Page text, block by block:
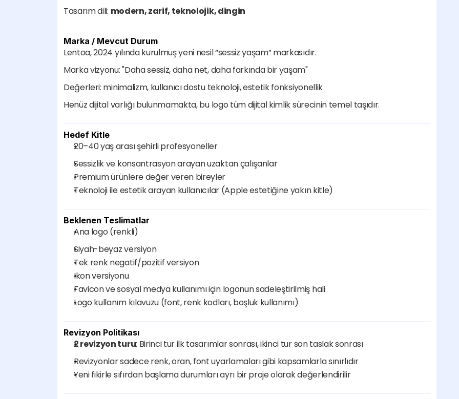
Tasarım dili: modern, zarif, teknolojik, dingin
Marka / Mevcut Durum
Lentoa, 2024 yılında kurulmuş yeni nesil “sessiz yaşam” markasıdır.
Marka vizyonu: "Daha sessiz, daha net, daha farkında bir yaşam"
Değerleri: minimalizm, kullanıcı dostu teknoloji, estetik fonksiyonellik
Henüz dijital varlığı bulunmamakta, bu logo tüm dijital kimlik sürecinin temel taşıdır.
Hedef Kitle
20–40 yaş arası şehirli profesyoneller
Sessizlik ve konsantrasyon arayan uzaktan çalışanlar
Premium ürünlere değer veren bireyler
Teknoloji ile estetik arayan kullanıcılar (Apple estetiğine yakın kitle)
Beklenen Teslimatlar
Ana logo (renkli)
Siyah-beyaz versiyon
Tek renk negatif/pozitif versiyon
Ikon versiyonu
Favicon ve sosyal medya kullanımı için logonun sadeleştirilmiş hali
Logo kullanım kılavuzu (font, renk kodları, boşluk kullanımı)
Revizyon Politikası
2 revizyon turu: Birinci tur ilk tasarımlar sonrası, ikinci tur son taslak sonrası
Revizyonlar sadece renk, oran, font uyarlamaları gibi kapsamlarla sınırlıdır
Yeni fikirle sıfırdan başlama durumları ayrı bir proje olarak değerlendirilir